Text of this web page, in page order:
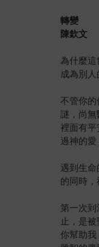
轉變
陳欽文
為什麼
成為別
不管你的
謎，尚無
裡面有平
過神的愛
遇到生
的同時，
第一次
止，是
你幫助我